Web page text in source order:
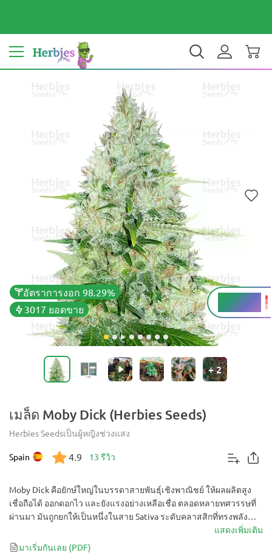
ประเทศของคุณ: สหรัฐ $ USD TH
อัตราการงอก 98.29%
3017 ยอดขาย
THC
27 - 29%
+2
เมล็ด Moby Dick (Herbies Seeds)
Herbies Seedsเป็นผู้หญิงช่วงแสง
Spain 4.9 13 รีวิว
Moby Dick คือยักษ์ใหญ่ในบรรดาสายพันธุ์เชิงพาณิชย์ ให้ผลผลิตสูง
เชื่อถือได้ ออกดอกไว และยังแรงอย่างเหลือเชื่อ ตลอดหลายทศวรรษที่
ผ่านมา มันถูกยกให้เป็นหนึ่งในสาย Sativa ระดับคลาสสิกที่ทรงพลัง
ที่สุด ด้วย THC 27-29% ฤทธิ์ที่เติมพลังแต่ยังนุ่มนวล สร้างความรู้สึก
สงบสว่างทั้งกายและใจ จนเป็นสายพันธุ์ที่สามารถสูบได้ต่อเนื่องวัน
แสดงเพิ่มเติม
มาเริ่มกันเลย (PDF)